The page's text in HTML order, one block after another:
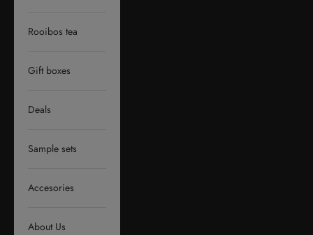
Rooibos tea
Gift boxes
Deals
Sample sets
Accesories
About Us